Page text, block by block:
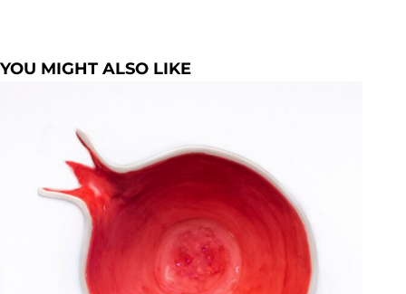
YOU MIGHT ALSO LIKE